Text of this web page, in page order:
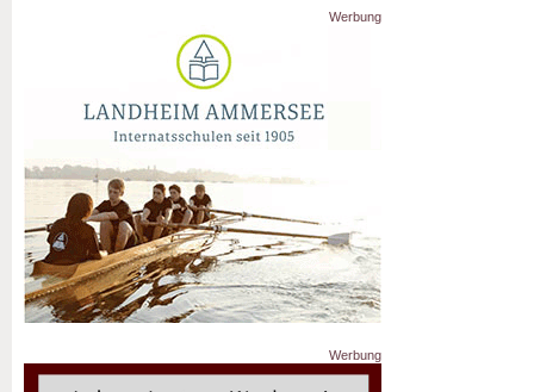
Werbung
Werbung